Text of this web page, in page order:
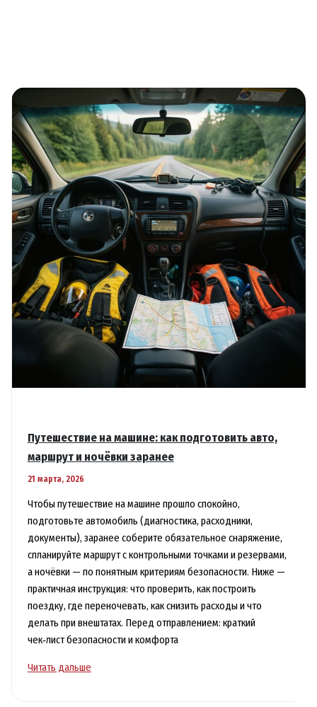
Путешествие на машине: как подготовить авто,
маршрут и ночёвки заранее
21 марта, 2026
Чтобы путешествие на машине прошло спокойно,
подготовьте автомобиль (диагностика, расходники,
документы), заранее соберите обязательное снаряжение,
спланируйте маршрут с контрольными точками и резервами,
а ночёвки — по понятным критериям безопасности. Ниже —
практичная инструкция: что проверить, как построить
поездку, где переночевать, как снизить расходы и что
делать при внештатах. Перед отправлением: краткий
чек‑лист безопасности и комфорта
Путешествие
Читать дальше